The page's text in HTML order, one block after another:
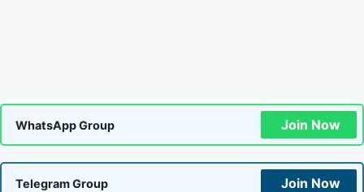
WhatsApp Group Join Now
Telegram Group Join Now